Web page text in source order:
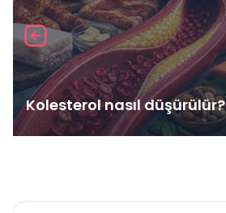
Kolesterol nasıl düşürülür?